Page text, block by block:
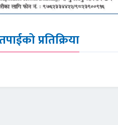
प्रतिक्रिया